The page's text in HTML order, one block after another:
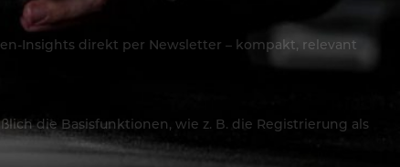
Insights direkt per Newsletter – kompakt, relevant
die Basisfunktionen, wie z. B. die Registrierung als